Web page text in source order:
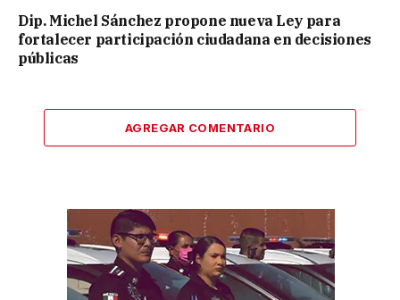
Dip. Michel Sánchez propone nueva Ley para
fortalecer participación ciudadana en decisiones
públicas
AGREGAR COMENTARIO